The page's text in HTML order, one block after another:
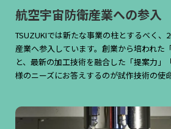
航空宇宙防衛産業への参入
TSUZUKIでは新たな事業の柱とするべく、
産業へ参入しています。創業から培われた
と、最新の加工技術を融合した「提案力」
様のニーズにお答えするのが試作技術の使命